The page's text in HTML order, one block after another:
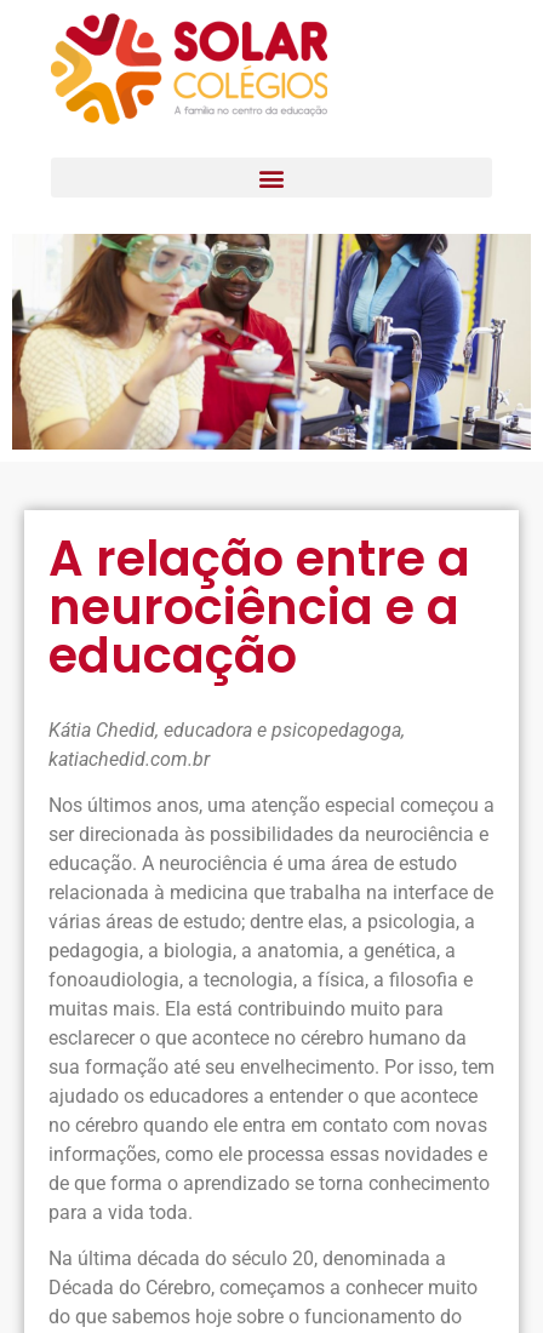
A relação entre a
neurociência e a
educação
Kátia Chedid, educadora e psicopedagoga,
katiachedid.com.br
Nos últimos anos, uma atenção especial começou a
ser direcionada às possibilidades da neurociência e
educação. A neurociência é uma área de estudo
relacionada à medicina que trabalha na interface de
várias áreas de estudo; dentre elas, a psicologia, a
pedagogia, a biologia, a anatomia, a genética, a
fonoaudiologia, a tecnologia, a física, a filosofia e
muitas mais. Ela está contribuindo muito para
esclarecer o que acontece no cérebro humano da
sua formação até seu envelhecimento. Por isso, tem
ajudado os educadores a entender o que acontece
no cérebro quando ele entra em contato com novas
informações, como ele processa essas novidades e
de que forma o aprendizado se torna conhecimento
para a vida toda.
Na última década do século 20, denominada a
Década do Cérebro, começamos a conhecer muito
do que sabemos hoje sobre o funcionamento do